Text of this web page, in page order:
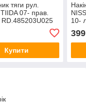
тяги рул.
07- прав.
RD.485203U025
Купити
10-
399